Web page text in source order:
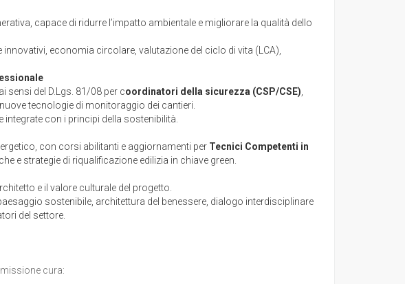
capace di ridurre l’impatto ambientale e migliorare la qualità dello
economia circolare, valutazione del ciclo di vita (LCA),
sensi del D.Lgs. 81/08 per coordinatori della sicurezza (CSP/CSE)
tecnologie di monitoraggio dei cantieri.
integrate con i principi della sostenibilità.
con corsi abilitanti e aggiornamenti per Tecnici Competenti in
e strategie di riqualificazione edilizia in chiave green.
e il valore culturale del progetto.
sostenibile, architettura del benessere, dialogo interdisciplinare
del settore.
cura: